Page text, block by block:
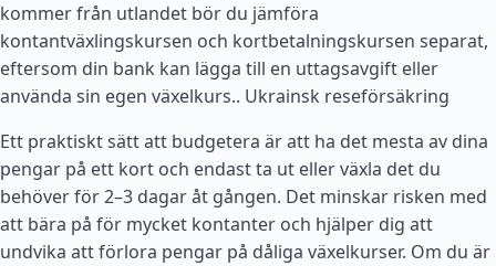
kommer från utlandet bör du jämföra
kontantväxlingskursen och kortbetalningskursen separat,
eftersom din bank kan lägga till en uttagsavgift eller
använda sin egen växelkurs.. Ukrainsk reseförsäkring
Ett praktiskt sätt att budgetera är att ha det mesta av dina
pengar på ett kort och endast ta ut eller växla det du
behöver för 2–3 dagar åt gången. Det minskar risken med
att bära på för mycket kontanter och hjälper dig att
undvika att förlora pengar på dåliga växelkurser. Om du är